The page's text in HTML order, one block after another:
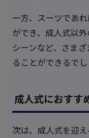
一方、スーツであ
ができ、成人式以
シーンなど、さま
ることができるでし
成人式におすす
次は、成人式を迎